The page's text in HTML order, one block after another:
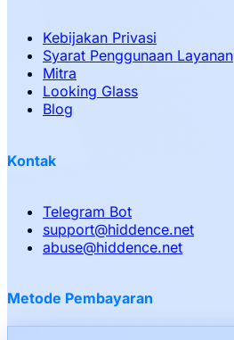
Kebijakan Privasi
Syarat Penggunaan Layanan
Mitra
Looking Glass
Blog
Kontak
Telegram Bot
support@hiddence.net
abuse@hiddence.net
Metode Pembayaran